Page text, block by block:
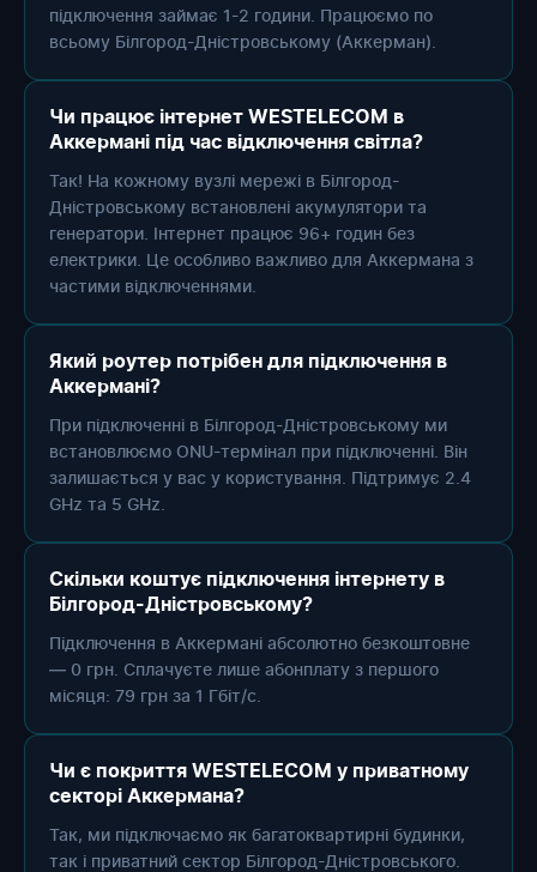
підключення займає 1-2 години. Працюємо по
всьому Білгород-Дністровському (Аккерман).
Чи працює інтернет WESTELECOM в
Аккермані під час відключення світла?
Так! На кожному вузлі мережі в Білгород-
Дністровському встановлені акумулятори та
генератори. Інтернет працює 96+ годин без
електрики. Це особливо важливо для Аккермана з
частими відключеннями.
Який роутер потрібен для підключення в
Аккермані?
При підключенні в Білгород-Дністровському ми
встановлюємо ONU-термінал при підключенні. Він
залишається у вас у користування. Підтримує 2.4
GHz та 5 GHz.
Скільки коштує підключення інтернету в
Білгород-Дністровському?
Підключення в Аккермані абсолютно безкоштовне
— 0 грн. Сплачуєте лише абонплату з першого
місяця: 79 грн за 1 Гбіт/с.
Чи є покриття WESTELECOM у приватному
секторі Аккермана?
Так, ми підключаємо як багатоквартирні будинки,
так і приватний сектор Білгород-Дністровського.